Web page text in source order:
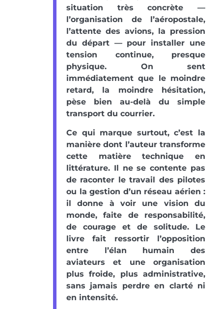
situation très concrète —
l’organisation de l’aéropostale,
l’attente des avions, la pression
du départ — pour installer une
tension continue, presque
physique. On sent
immédiatement que le moindre
retard, la moindre hésitation,
pèse bien au-delà du simple
transport du courrier.
Ce qui marque surtout, c’est la
manière dont l’auteur transforme
cette matière technique en
littérature. Il ne se contente pas
de raconter le travail des pilotes
ou la gestion d’un réseau aérien :
il donne à voir une vision du
monde, faite de responsabilité,
de courage et de solitude. Le
livre fait ressortir l’opposition
entre l’élan humain des
aviateurs et une organisation
plus froide, plus administrative,
sans jamais perdre en clarté ni
en intensité.